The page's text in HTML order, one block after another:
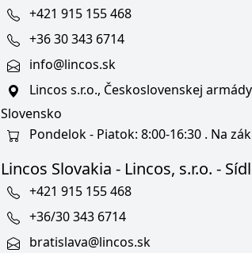
+421 915 155 468
+36 30 343 6714
info@lincos.sk
Lincos s.r.o., Československej
Slovensko
Pondelok - Piatok: 8:00-16:30 . Na
Lincos Slovakia - Lincos, s.r.o. -
+421 915 155 468
+36/30 343 6714
bratislava@lincos.sk